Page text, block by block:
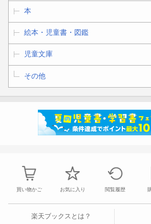
本
絵本・児童書・図鑑
児童文庫
その他
買い物かご お気に入り 閲覧履歴
楽天ブックスとは？